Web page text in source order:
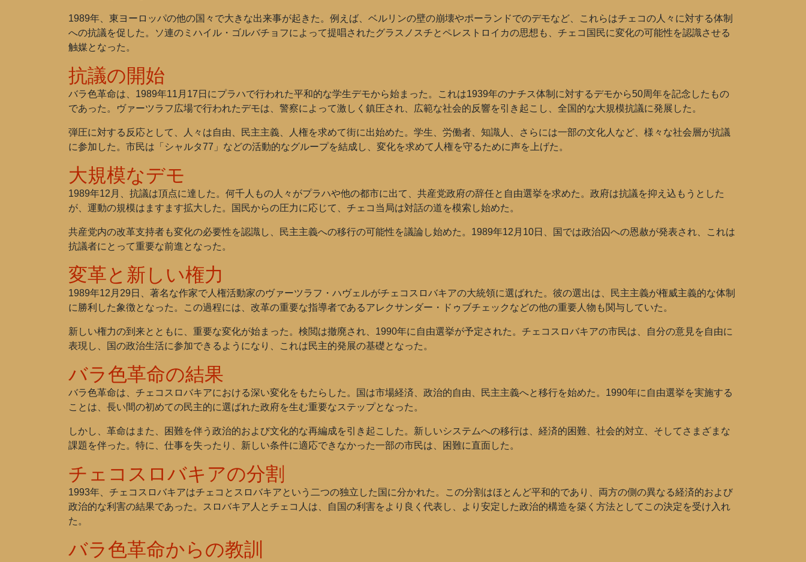
1989年、東ヨーロッパの他の国々で大きな出来事が起きた。例えば、ベルリンの壁の崩壊やポーランドでのデモなど、これらはチェコの人々に対する体制
への抗議を促した。ソ連のミハイル・ゴルバチョフによって提唱されたグラスノスチとペレストロイカの思想も、チェコ国民に変化の可能性を認識させる
触媒となった。
抗議の開始
バラ色革命は、1989年11月17日にプラハで行われた平和的な学生デモから始まった。これは1939年のナチス体制に対するデモから50周年を記念したもの
であった。ヴァーツラフ広場で行われたデモは、警察によって激しく鎮圧され、広範な社会的反響を引き起こし、全国的な大規模抗議に発展した。
弾圧に対する反応として、人々は自由、民主主義、人権を求めて街に出始めた。学生、労働者、知識人、さらには一部の文化人など、様々な社会層が抗議
に参加した。市民は「シャルタ77」などの活動的なグループを結成し、変化を求めて人権を守るために声を上げた。
大規模なデモ
1989年12月、抗議は頂点に達した。何千人もの人々がプラハや他の都市に出て、共産党政府の辞任と自由選挙を求めた。政府は抗議を抑え込もうとした
が、運動の規模はますます拡大した。国民からの圧力に応じて、チェコ当局は対話の道を模索し始めた。
共産党内の改革支持者も変化の必要性を認識し、民主主義への移行の可能性を議論し始めた。1989年12月10日、国では政治囚への恩赦が発表され、これは
抗議者にとって重要な前進となった。
変革と新しい権力
1989年12月29日、著名な作家で人権活動家のヴァーツラフ・ハヴェルがチェコスロバキアの大統領に選ばれた。彼の選出は、民主主義が権威主義的な体制
に勝利した象徴となった。この過程には、改革の重要な指導者であるアレクサンダー・ドゥブチェックなどの他の重要人物も関与していた。
新しい権力の到来とともに、重要な変化が始まった。検閲は撤廃され、1990年に自由選挙が予定された。チェコスロバキアの市民は、自分の意見を自由に
表現し、国の政治生活に参加できるようになり、これは民主的発展の基礎となった。
バラ色革命の結果
バラ色革命は、チェコスロバキアにおける深い変化をもたらした。国は市場経済、政治的自由、民主主義へと移行を始めた。1990年に自由選挙を実施する
ことは、長い間の初めての民主的に選ばれた政府を生む重要なステップとなった。
しかし、革命はまた、困難を伴う政治的および文化的な再編成を引き起こした。新しいシステムへの移行は、経済的困難、社会的対立、そしてさまざまな
課題を伴った。特に、仕事を失ったり、新しい条件に適応できなかった一部の市民は、困難に直面した。
チェコスロバキアの分割
1993年、チェコスロバキアはチェコとスロバキアという二つの独立した国に分かれた。この分割はほとんど平和的であり、両方の側の異なる経済的および
政治的な利害の結果であった。スロバキア人とチェコ人は、自国の利害をより良く代表し、より安定した政治的構造を築く方法としてこの決定を受け入れ
た。
バラ色革命からの教訓